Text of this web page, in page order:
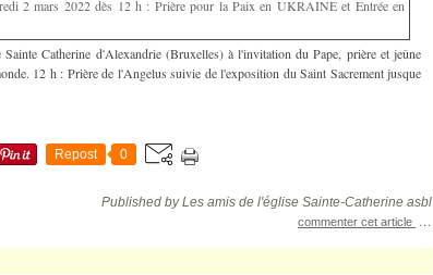
Catherine d'Alexandrie (Bruxelles) à l'invitation du Pape, prière et jeûne
12 h : Prière de l'Angelus suivie de l'exposition du Saint Sacrement jusque
Repost 0
Published by Les amis de l'église Sainte-Catherine asbl
commenter cet article …